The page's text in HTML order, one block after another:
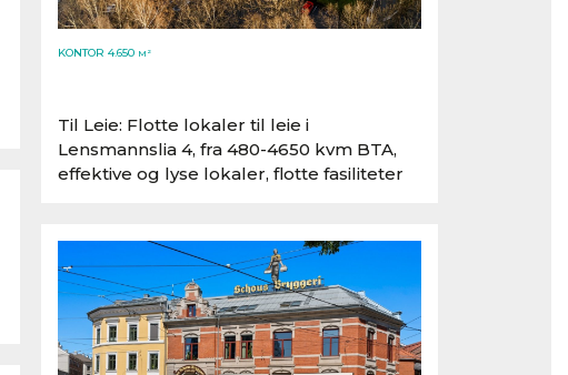
KONTOR 4.650 M²
Til Leie: Flotte lokaler til leie i
Lensmannslia 4, fra 480-4650 kvm BTA,
effektive og lyse lokaler, flotte fasiliteter